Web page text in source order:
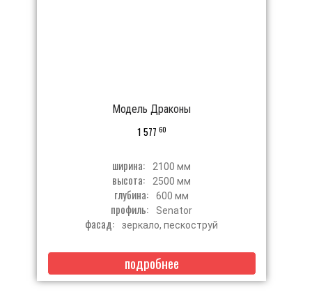
Модель Драконы
1 577 60
ширина: 2100 мм
высота: 2500 мм
глубина: 600 мм
профиль: Senator
фасад: зеркало, пескоструй
подробнее